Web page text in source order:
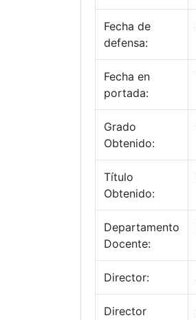
Fecha de
defensa:
Fecha en
portada:
Grado
Obtenido:
Título
Obtenido:
Departamento
Docente:
Director:
Director